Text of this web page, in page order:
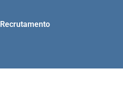
Recrutamento